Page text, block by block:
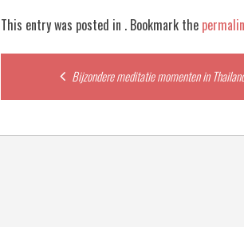
This entry was posted in . Bookmark the
navigation
Bijzondere meditatie momenten in